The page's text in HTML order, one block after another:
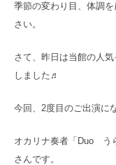
季節の変わり目、体調
さい。
さて、昨日は当館の人
しました♬
今回、2度目のご出演に
オカリナ奏者「Duo
さんです。